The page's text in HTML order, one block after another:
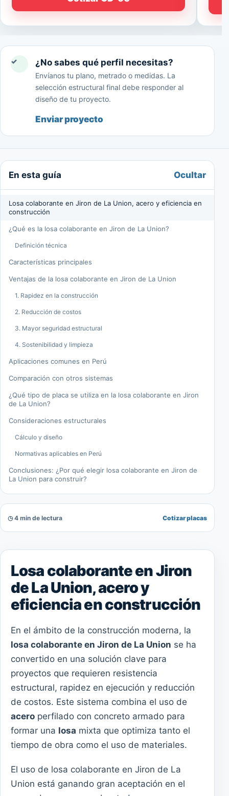
✓ ¿No sabes qué perfil necesitas?
Envíanos tu plano, metrado o medidas. La
selección estructural final debe responder al
diseño de tu proyecto.
Enviar proyecto
En esta guía Ocultar
Losa colaborante en Jiron de La Union, acero y eficiencia en
construcción
¿Qué es la losa colaborante en Jiron de La Union?
Definición técnica
Características principales
Ventajas de la losa colaborante en Jiron de La Union
1. Rapidez en la construcción
2. Reducción de costos
3. Mayor seguridad estructural
4. Sostenibilidad y limpieza
Aplicaciones comunes en Perú
Comparación con otros sistemas
¿Qué tipo de placa se utiliza en la losa colaborante en Jiron
de La Union?
Consideraciones estructurales
Cálculo y diseño
Normativas aplicables en Perú
Conclusiones: ¿Por qué elegir losa colaborante en Jiron de
La Union para construir?
◷ 4 min de lectura Cotizar placas
Losa colaborante en Jiron
de La Union, acero y
eficiencia en construcción
En el ámbito de la construcción moderna, la
losa colaborante en Jiron de La Union se ha
convertido en una solución clave para
proyectos que requieren resistencia
estructural, rapidez en ejecución y reducción
de costos. Este sistema combina el uso de
acero perfilado con concreto armado para
formar una losa mixta que optimiza tanto el
tiempo de obra como el uso de materiales.
El uso de losa colaborante en Jiron de La
Union está ganando gran aceptación en el